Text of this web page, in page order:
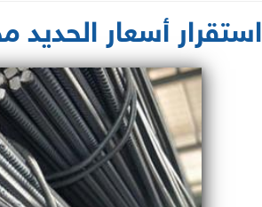
استقرار أسعار الحديد محلياً